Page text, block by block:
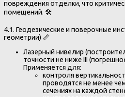
повреждения отделки, что
помещений. 🛠️
4.1. Геодезические и поверочные
геометрии) 📏
Лазерный нивелир
точности не ниже III
Применяется для:
контроля
проводятся не менее
сечениях на каждой